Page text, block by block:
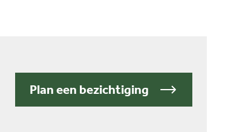
Plan een bezichtiging